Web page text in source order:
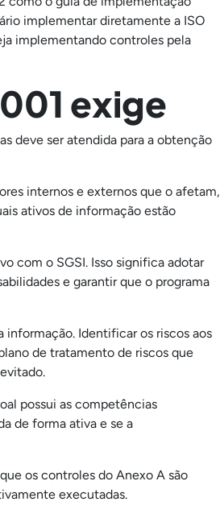
implementar diretamente a ISO
implementando controles pela
exige
deve ser atendida para a obtenção
internos e externos que o afetam,
ativos de informação estão
com o SGSI. Isso significa adotar
e garantir que o programa
informação. Identificar os riscos aos
de tratamento de riscos que
possui as competências
de forma ativa e se a
os controles do Anexo A são
executadas.